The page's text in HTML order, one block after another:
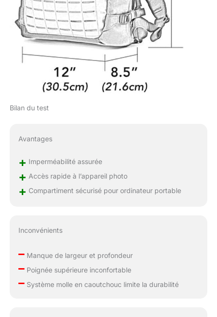
Bilan du test
Avantages
+ Imperméabilité assurée
+ Accès rapide à l’appareil photo
+ Compartiment sécurisé pour ordinateur portable
Inconvénients
–Manque de largeur et profondeur
–Poignée supérieure inconfortable
–Système molle en caoutchouc limite la durabilité